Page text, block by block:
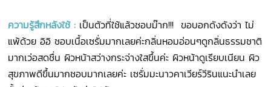
ความรู้สึกหลังใช้: เป็นตัวที่ใช้แล้วชอบม๊าก!!! ขอบอกดังดังว่า ไม่
แพ้ด้วย อิอิ ชอบเนื้อเซรั่มมากเลยค่ะกลิ่นหอมอ่อนๆดูกลิ่นธรรมชาติ
มากเว่อสดชื่น ผิวหน้าสว่างกระจ่างใสขึ้นค่ะ ผิวหน้าดูเรียบเนียน ผิว
สุขภาพดีขึ้นมากชอบมากเลยค่ะ เซรั่มมะนาวคาเวียร์วีรินแนะนำเลย